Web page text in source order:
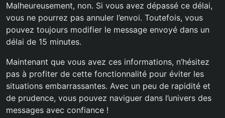
Malheureusement, non. Si vous avez dépassé ce délai,
vous ne pourrez pas annuler l’envoi. Toutefois, vous
pouvez toujours modifier le message envoyé dans un
délai de 15 minutes.
Maintenant que vous avez ces informations, n’hésitez
pas à profiter de cette fonctionnalité pour éviter les
situations embarrassantes. Avec un peu de rapidité et
de prudence, vous pouvez naviguer dans l’univers des
messages avec confiance !